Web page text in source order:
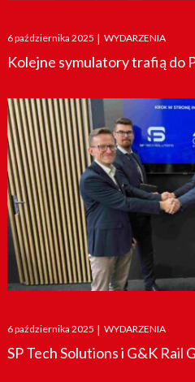
Posted
on
6 października 2025 | WYDARZENIA
Kolejne symulatory trafią do
Posted
on
6 października 2025 | WYDARZENIA
SP Tech Solutions i G&K Rail